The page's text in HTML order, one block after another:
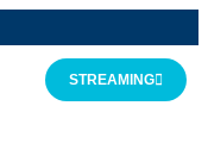
STREAMING